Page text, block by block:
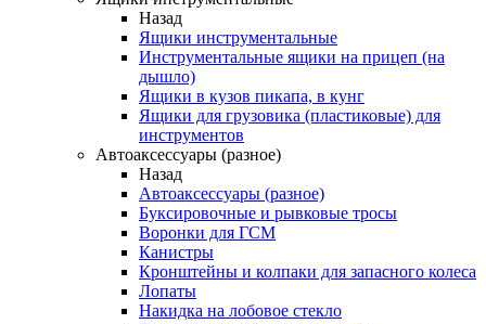
Назад
Ящики инструментальные
Инструментальные ящики на прицеп (на
дышло)
Ящики в кузов пикапа, в кунг
Ящики для грузовика (пластиковые) для
инструментов
Автоаксессуары (разное)
Назад
Автоаксессуары (разное)
Буксировочные и рывковые тросы
Воронки для ГСМ
Канистры
Кронштейны и колпаки для запасного колеса
Лопаты
Накидка на лобовое стекло